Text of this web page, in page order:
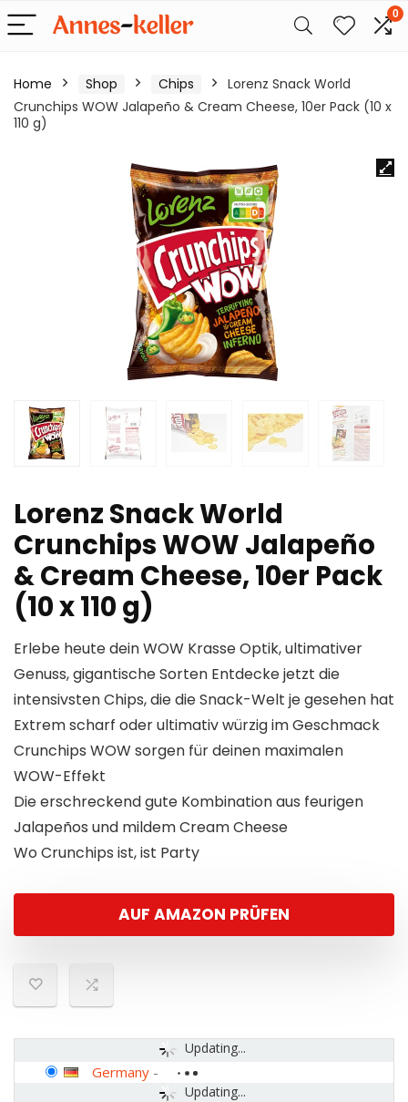
0
Home Shop Chips
Lorenz Snack World
Crunchips WOW Jalapeño & Cream Cheese, 10er Pack (10 x
110 g)
Lorenz Snack World
Crunchips WOW Jalapeño
& Cream Cheese, 10er Pack
(10 x 110 g)
Erlebe heute dein WOW Krasse Optik, ultimativer
Genuss, gigantische Sorten Entdecke jetzt die
intensivsten Chips, die die Snack-Welt je gesehen hat
Extrem scharf oder ultimativ würzig im Geschmack
Crunchips WOW sorgen für deinen maximalen
WOW-Effekt
Die erschreckend gute Kombination aus feurigen
Jalapeños und mildem Cream Cheese
Wo Crunchips ist, ist Party
AUF AMAZON PRÜFEN
Updating...
Updating...
Germany -